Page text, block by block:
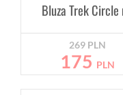
Bluza Trek Circle
269 PLN
175 PLN